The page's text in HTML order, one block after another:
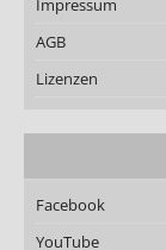
Impressum
AGB
Lizenzen
Facebook
YouTube